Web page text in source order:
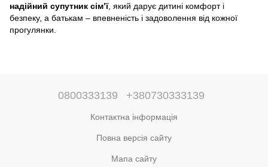
надійний супутник сім’ї, який дарує дитині комфорт і
безпеку, а батькам – впевненість і задоволення від кожної
прогулянки.
0800333139 +380730333139
Контактна інформація
Повна версія сайту
Мапа сайту